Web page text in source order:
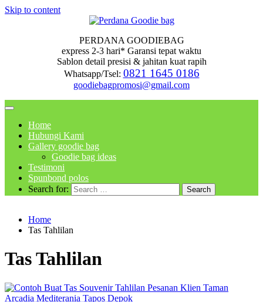
Skip to content
PERDANA GOODIEBAG
express 2-3 hari* Garansi tepat waktu
Sablon detail presisi & jahitan kuat rapih
Whatsapp/Tsel: 0821 1645 0186
goodiebagpromosi@gmail.com
Home
Hubungi Kami
Gallery goodie bag
Goodie bag ideas
Testimoni
Spunbond polos
Search for:
Home
Tas Tahlilan
Tas Tahlilan